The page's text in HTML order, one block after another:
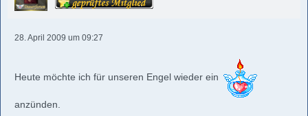
28. April 2009 um 09:27
Heute möchte ich für unseren Engel wieder ein
anzünden.